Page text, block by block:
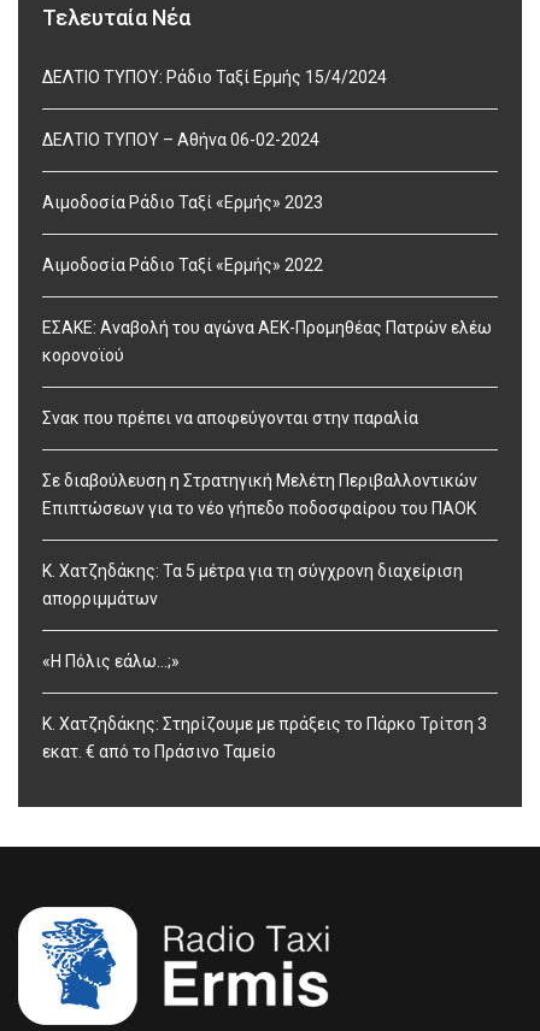
Τελευταία Νέα
ΔΕΛΤΙΟ ΤΥΠΟΥ: Ράδιο Ταξί Ερμής 15/4/2024
ΔΕΛΤΙΟ ΤΥΠΟΥ – Αθήνα 06-02-2024
Αιμοδοσία Ράδιο Ταξί «Ερμής» 2023
Αιμοδοσία Ράδιο Ταξί «Ερμής» 2022
ΕΣΑΚΕ: Αναβολή του αγώνα ΑΕΚ-Προμηθέας Πατρών ελέω
κορονοϊού
Σνακ που πρέπει να αποφεύγονται στην παραλία
Σε διαβούλευση η Στρατηγική Μελέτη Περιβαλλοντικών
Επιπτώσεων για το νέο γήπεδο ποδοσφαίρου του ΠΑΟΚ
Κ. Χατζηδάκης: Τα 5 μέτρα για τη σύγχρονη διαχείριση
απορριμμάτων
«Η Πόλις εάλω…;»
Κ. Χατζηδάκης: Στηρίζουμε με πράξεις το Πάρκο Τρίτση 3
εκατ. € από το Πράσινο Ταμείο